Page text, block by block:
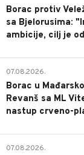
Borac protiv
sa Bjelorusima:
ambicije, cilj je
07.08.2026.
Borac u
Revanš sa ML
nastup crveno-
07.08.2026.